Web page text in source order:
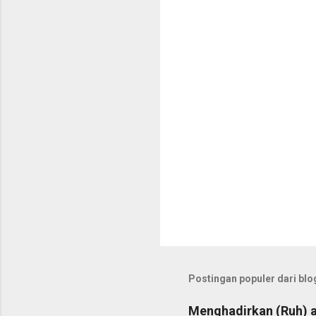
Postingan populer dari
Menghadirkan (Ruh)